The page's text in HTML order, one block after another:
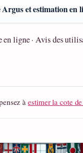
et estimation en
en ligne · Avis des
àestimer la cote